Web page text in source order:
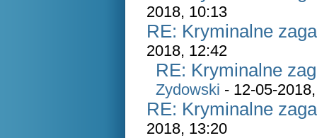
2018, 10:13
RE: Kryminalne
2018, 12:42
RE: Kryminalne
Zydowski - 12-05-
RE: Kryminalne
2018, 13:20